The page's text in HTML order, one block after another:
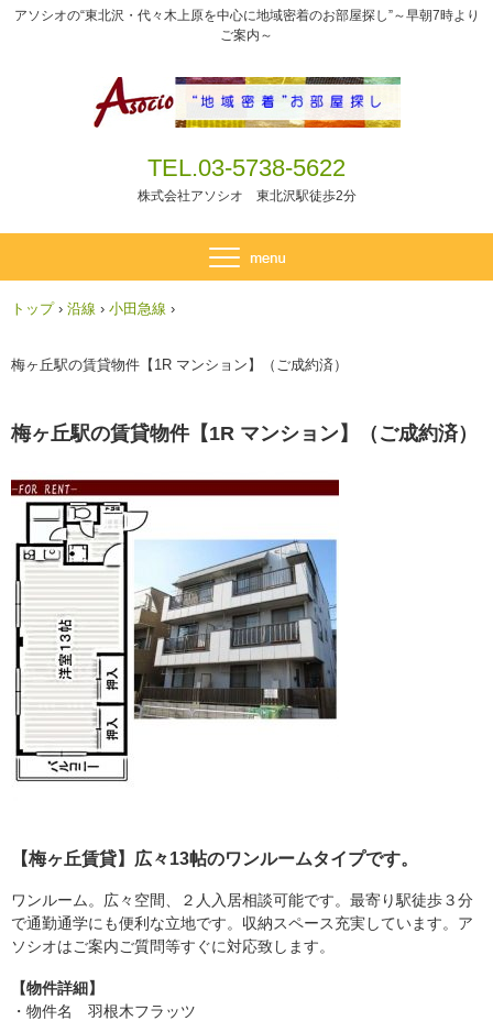
アソシオの“東北沢・代々木上原を中心に地域密着のお部屋探し”～早朝7時より
ご案内～
TEL.03-5738-5622
株式会社アソシオ 東北沢駅徒歩2分
トップ › 沿線 › 小田急線 ›
梅ヶ丘駅の賃貸物件【1R マンション】（ご成約済）
梅ヶ丘駅の賃貸物件【1R マンション】（ご成約済）
【梅ヶ丘賃貸】広々13帖のワンルームタイプです。
ワンルーム。広々空間、２人入居相談可能です。最寄り駅徒歩３分
で通勤通学にも便利な立地です。収納スペース充実しています。ア
ソシオはご案内ご質問等すぐに対応致します。
【物件詳細】
・物件名 羽根木フラッツ